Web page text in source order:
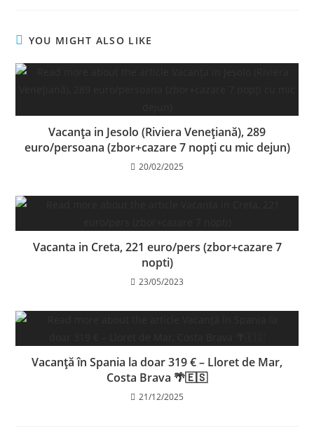
YOU MIGHT ALSO LIKE
Vacanța in Jesolo (Riviera Venețiană), 289
euro/persoana (zbor+cazare 7 nopți cu mic dejun)
20/02/2025
Vacanta in Creta, 221 euro/pers (zbor+cazare 7
nopti)
23/05/2023
Vacanță în Spania la doar 319 € – Lloret de Mar,
Costa Brava 🌴🇪🇸
21/12/2025